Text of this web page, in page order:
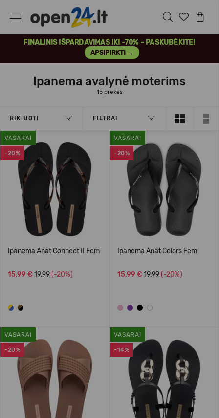
FINALINIS IŠPARDAVIMAS IKI -70% – PASKUBĖKITE!
APSIPIRKTI →
Ipanema avalynė moterims
15 prekės
RIKIUOTI FILTRAI
-20%
VASARAI
Ipanema Anat Connect II Fem
15,99 € 19.99 (-20%)
-20%
VASARAI
Ipanema Anat Colors Fem
15,99 € 19.99 (-20%)
-20%
VASARAI
-14%
VASARAI